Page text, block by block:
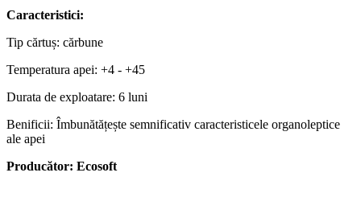
Caracteristici:
Tip cărtuș: cărbune
Temperatura apei: +4 - +45
Durata de exploatare: 6 luni
Benificii: Îmbunătățește semnificativ caracteristicele organoleptice
ale apei
Producător: Ecosoft